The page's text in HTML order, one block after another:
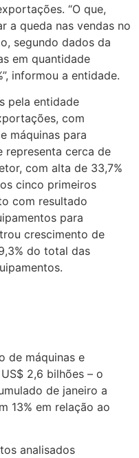
“O que,
a queda nas vendas no
segundo dados da
em quantidade
informou a entidade.
pela entidade
com
máquinas para
representa cerca de
com alta de 33,7%
cinco primeiros
com resultado
para
crescimento de
do total das
de máquinas e
2,6 bilhões – o
de janeiro a
13% em relação ao
analisados